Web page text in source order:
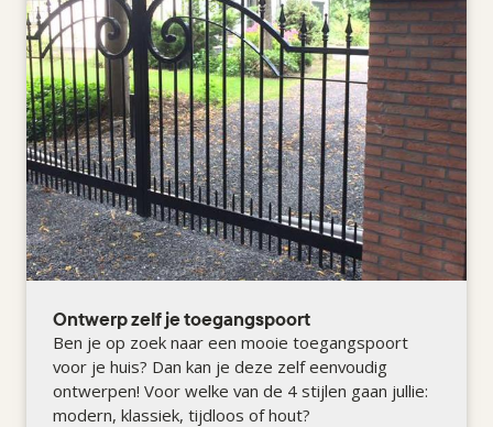
Ontwerp zelf je toegangspoort
Ben je op zoek naar een mooie toegangspoort
voor je huis? Dan kan je deze zelf eenvoudig
ontwerpen! Voor welke van de 4 stijlen gaan jullie:
modern, klassiek, tijdloos of hout?